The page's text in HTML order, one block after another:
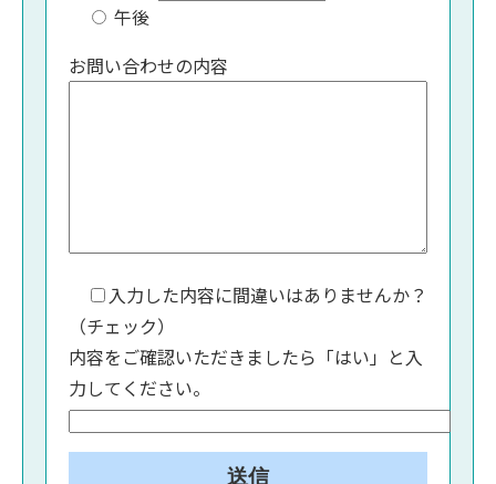
午後
お問い合わせの内容
入力した内容に間違いはありませんか？
（チェック）
内容をご確認いただきましたら「はい」と入
力してください。